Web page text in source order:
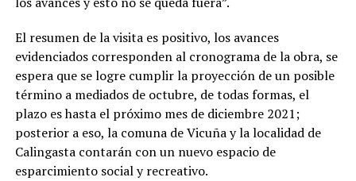
El resumen de la visita es positivo, los avances
evidenciados corresponden al cronograma de la obra, se
espera que se logre cumplir la proyección de un posible
término a mediados de octubre, de todas formas, el
plazo es hasta el próximo mes de diciembre 2021;
posterior a eso, la comuna de Vicuña y la localidad de
Calingasta contarán con un nuevo espacio de
esparcimiento social y recreativo.